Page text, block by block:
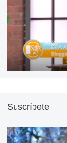
Suscríbete